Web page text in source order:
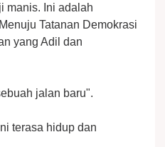
manis. Ini adalah
Tatanan Demokrasi
yang Adil dan
jalan baru".
terasa hidup dan